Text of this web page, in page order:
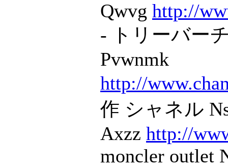
Qwvg http://
- トリーバー
Pvwnmk
http://
作 シャネル
Axzz http://
moncler outlet